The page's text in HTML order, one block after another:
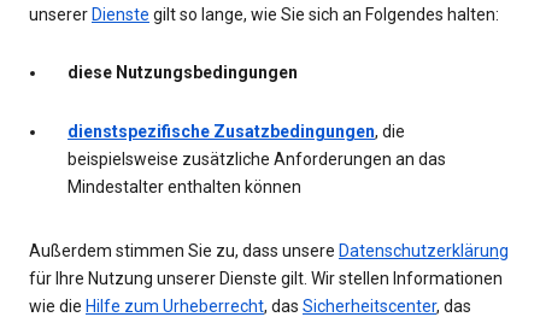
unsererDienste gilt so lange, wie Sie sich an Folgendes halten:
diese Nutzungsbedingungen
dienstspezifische Zusatzbedingungen, die
beispielsweise zusätzliche Anforderungen an das
Mindestalter enthalten können
Außerdem stimmen Sie zu, dass unsere Datenschutzerklärung
für Ihre Nutzung unserer Dienste gilt. Wir stellen Informationen
wie die Hilfe zum Urheberrecht, das Sicherheitscenter, das